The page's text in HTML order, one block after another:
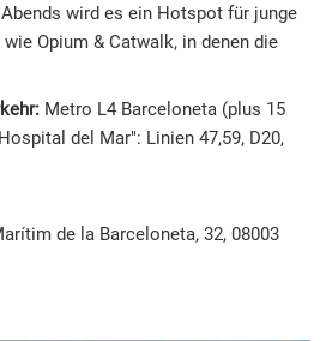
wird es ein Hotspot für junge
Opium & Catwalk, in denen die
Metro L4 Barceloneta (plus 15
del Mar": Linien 47,59, D20,
de la Barceloneta, 32, 08003